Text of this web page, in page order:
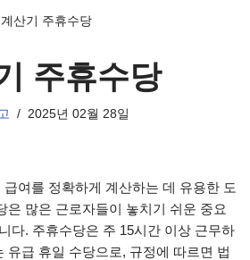
산기 주휴수당
주휴수당
2025년 02월 28일
여를 정확하게 계산하는 데 유용한 도
은 많은 근로자들이 놓치기 쉬운 중요
다. 주휴수당은 주 15시간 이상 근무하
유급 휴일 수당으로, 규정에 따르면 법